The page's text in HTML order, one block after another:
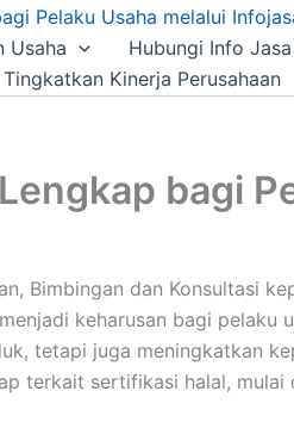
Pelaku Usaha melalui
Usaha
Hubungi Info Jasa
Kinerja Perusahaan
bagi
Bimbingan dan Konsultasi
menjadi keharusan bagi pelaku
tetapi juga meningkatkan
terkait sertifikasi halal,